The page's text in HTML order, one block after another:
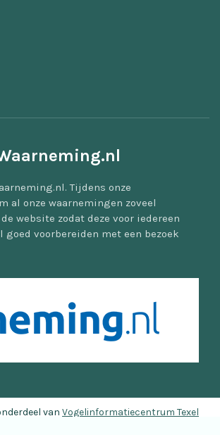
Schelpeneilanden
Tijdens onze
al onze waarnemingen zoveel
website zodat deze voor iedereen
goed voorbereiden met een bezoek
van Vogelinformatiecentrum Texel